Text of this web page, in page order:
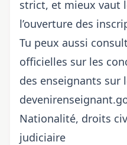
strict, et mieux vaut
l’ouverture des
Tu peux aussi
officielles sur les
des enseignants sur
Nationalité, droits
judiciaire